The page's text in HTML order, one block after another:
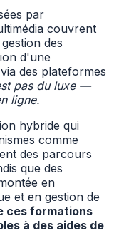
par
couvrent
des
d'une
des plateformes
pas du luxe —
ligne.
hybride qui
comme
des parcours
que des
en
et en gestion de
ces formations
à des aides de